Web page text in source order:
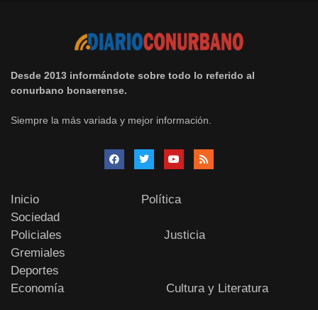
Desde 2013 informándote sobre todo lo referido al
conurbano bonaerense.
Siempre la más variada y mejor información.
Inicio
Política
Sociedad
Policiales
Justicia
Gremiales
Deportes
Economía
Cultura y Literatura